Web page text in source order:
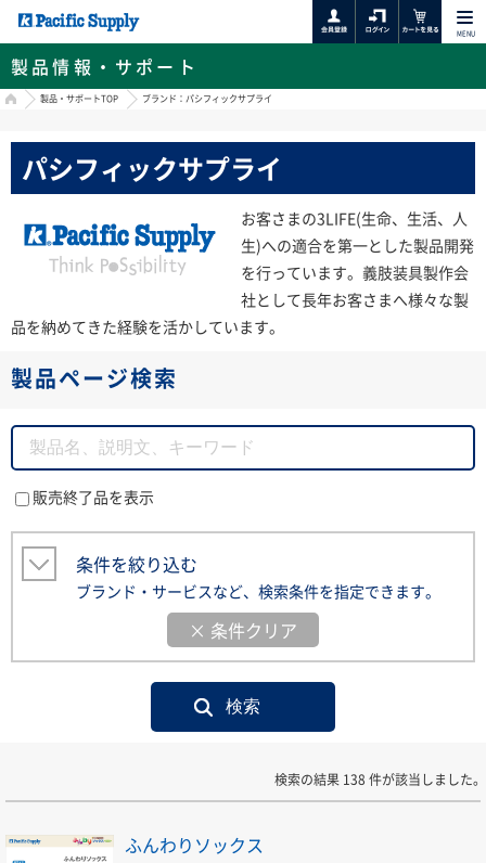
MENU
製品情報・サポート
HOME製品・サポートTOP ブランド：パシフィックサプライ
パシフィックサプライ
お客さまの3LIFE(生命、生活、人
生)への適合を第一とした製品開発
を行っています。義肢装具製作会
社として長年お客さまへ様々な製
品を納めてきた経験を活かしています。
製品ページ検索
販売終了品を表示
条件を絞り込む
ブランド・サービスなど、検索条件を指定できます。
× 条件クリア
検索の結果 138 件が該当しました。
ふんわりソックス